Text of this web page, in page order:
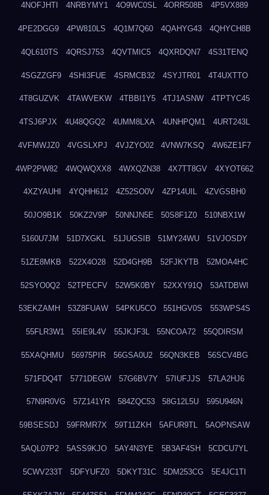
4NOFJHTI 4NRBYMY1 4O9WC0SL 4ORR508B 4P5VX889
4PE2DGG9 4PW810LS 4Q1M7Q60 4QAHYG43 4QHYCH8B
4QL610TS 4QRSJ753 4QVTMIC5 4QXRDQN7 4S31TENQ
4SGZZGF9 4SHI3FUE 4SRMCB32 4SYJTR01 4T4UXTTO
4T8GUZVK 4TAWVEKW 4TBBI1Y5 4TJ1ASNW 4TPTYC45
4TSJ6PJX 4U48QGQ2 4UMM8LXA 4UNHPQM1 4URT243L
4VFMWJZ0 4VGSLXPJ 4VJZYO02 4VNW7KSQ 4W6ZE1F7
4WP2PW82 4WQWQXX8 4WXQZN38 4X7TT8GV 4XYOT662
4XZYAUHI 4YQHH612 4Z52SO0V 4ZP14UIL 4ZVGSBH0
50JO9B1K 50KZ2V9P 50NNJN5E 50S8F1Z0 510NBX1W
5160U7JM 51D7XGKL 51JUGSIB 51MY24WU 51VJOSDY
51ZE8MKB 522X4O28 52D4GH9B 52FJKYTB 52MOA4HC
52SYO0Q2 52TPECFV 52W5K0BY 52XXY91Q 53ATDBWI
53EKZAMH 53Z8FUAW 54PKU5CO 551HGV0S 553WPS4S
55FLR3W1 55IE9L4V 55JKJF3L 55NCOA72 55QDIRSM
55XAQHMU 56975PIR 56GSA0U2 56QN3KEB 56SCV4BG
571FDQ4T 5771DEGW 57G6BV7Y 57IUFJJS 57LA2HJ6
57N9R0VG 57Z141YR 584ZQC53 58G12L5U 595U946N
59BSESDJ 59FRMR7X 59T11ZKH 5AFUR9TL 5AOPNSAW
5AQL07P2 5ASS9KJO 5AY4N3YE 5B3AF4SH 5CDCU7YL
5CWV233T 5DFYUFZ0 5DKYT31C 5DM253CG 5E4JC1TI